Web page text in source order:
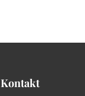
Kontakt